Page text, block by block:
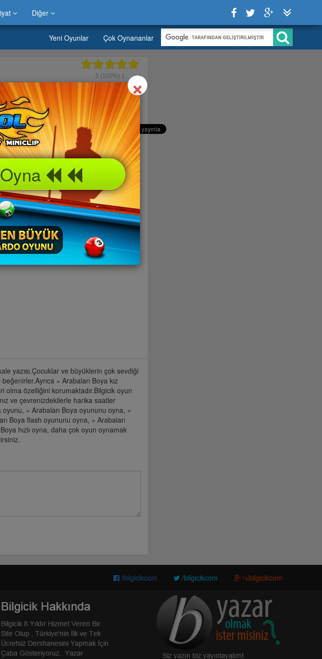
Diğer
Yeni Oyunlar Çok Oynananlar
5 (100%) 1
yazısı.Çocuklar ve büyüklerin çok sevdiği
» Arabaları Boya kız
olma özelliğini korumaktadır.Bilgicik oyun
ve çevrenizdekilerle harika saatler
» Arabaları Boya oyununu oyna, »
Boya flash oyununu oyna, » Arabaları
hızlı oyna, daha çok oyun oynamak
/bilgicikcom /bilgicikcom /+bilgicikcom
×Close